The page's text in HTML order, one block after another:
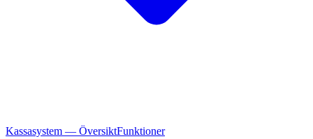
Kassasystem — ÖversiktFunktioner